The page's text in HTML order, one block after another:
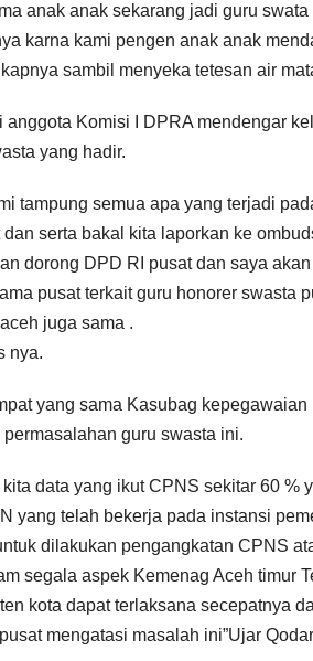
anak anak sekarang jadi guru
karna kami pengen anak anak
sambil menyeka tetesan air
anggota Komisi I DPRA mendengar
yang hadir.
tampung semua apa yang terjadi
dan serta bakal kita laporkan ke
dorong DPD RI pusat dan saya
pusat terkait guru honorer swasta
juga sama .
nya.
yang sama Kasubag
guru swasta ini.
kita data yang ikut CPNS sekitar 60
yang telah bekerja pada instansi
dilakukan pengangkatan CPNS
segala aspek Kemenag Aceh timur
kota dapat terlaksana secepatnya
mengatasi masalah ini”Ujar